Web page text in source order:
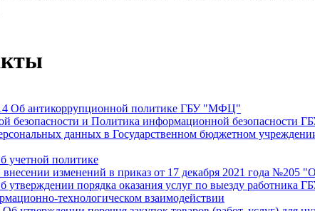
Об антикоррупционной политике ГБУ "МФЦ"
безопасности и Политика информационной безопасности
данных в Государственном бюджетном
учетной политике
внесении изменений в приказ от 17 декабря 2021 года
утверждении порядка оказания услуг по выезду работника
технологическом взаимодействии